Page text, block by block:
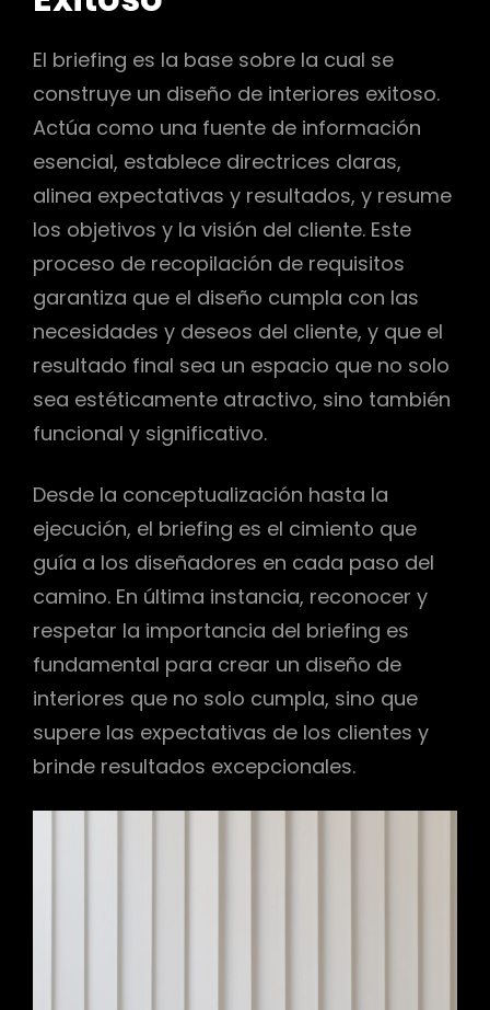
El briefing es la base sobre la cual se
construye un diseño de interiores exitoso.
Actúa como una fuente de información
esencial, establece directrices claras,
alinea expectativas y resultados, y resume
los objetivos y la visión del cliente. Este
proceso de recopilación de requisitos
garantiza que el diseño cumpla con las
necesidades y deseos del cliente, y que el
resultado final sea un espacio que no solo
sea estéticamente atractivo, sino también
funcional y significativo.
Desde la conceptualización hasta la
ejecución, el briefing es el cimiento que
guía a los diseñadores en cada paso del
camino. En última instancia, reconocer y
respetar la importancia del briefing es
fundamental para crear un diseño de
interiores que no solo cumpla, sino que
supere las expectativas de los clientes y
brinde resultados excepcionales.